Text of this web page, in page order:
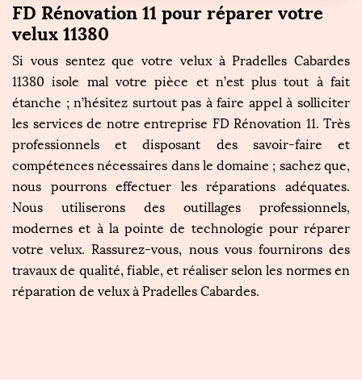
FD Rénovation 11 pour réparer votre
velux 11380
Si vous sentez que votre velux à Pradelles Cabardes
11380 isole mal votre pièce et n’est plus tout à fait
étanche ; n’hésitez surtout pas à faire appel à solliciter
les services de notre entreprise FD Rénovation 11. Très
professionnels et disposant des savoir-faire et
compétences nécessaires dans le domaine ; sachez que,
nous pourrons effectuer les réparations adéquates.
Nous utiliserons des outillages professionnels,
modernes et à la pointe de technologie pour réparer
votre velux. Rassurez-vous, nous vous fournirons des
travaux de qualité, fiable, et réaliser selon les normes en
réparation de velux à Pradelles Cabardes.